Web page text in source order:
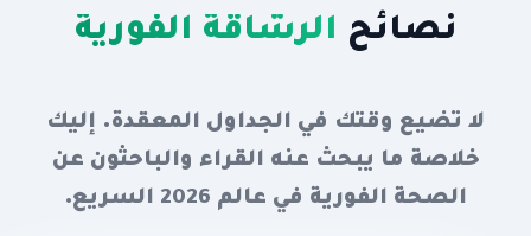
نصائح الرشاقة الفورية
لا تضيع وقتك في الجداول المعقدة. إليك
خلاصة ما يبحث عنه القراء والباحثون عن
الصحة الفورية في عالم 2026 السريع.